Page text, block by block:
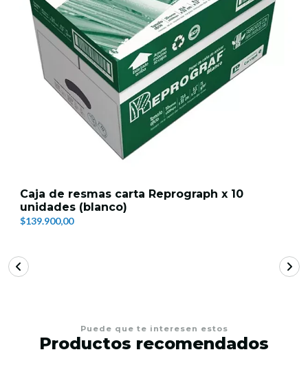
Caja de resmas carta Reprograph x 10
unidades (blanco)
$139.900,00
Puede que te interesen estos
Productos recomendados